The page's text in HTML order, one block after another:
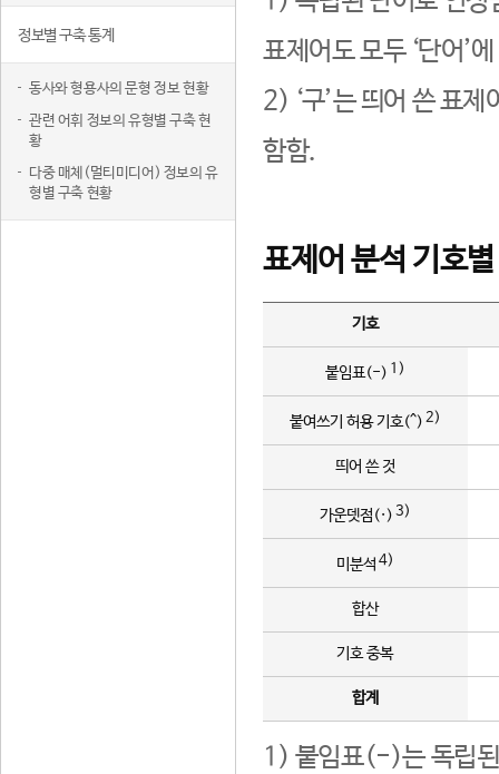
정보별 구축 통계
동사와 형용사의 문형 정보 현황
관련 어휘 정보의 유형별 구축 현
황
다중 매체(멀티미디어) 정보의 유
형별 구축 현황
표제어도 모두 ‘단어’
2) ‘구’는 띄어 쓴 표
함함.
표제어 분석 기호
기호
붙임표(-) 1)
붙여쓰기 허용 기호(^) 2)
띄어 쓴 것
가운뎃점(·) 3)
미분석 4)
합산
기호 중복
합계
1) 붙임표(-)는 독립된